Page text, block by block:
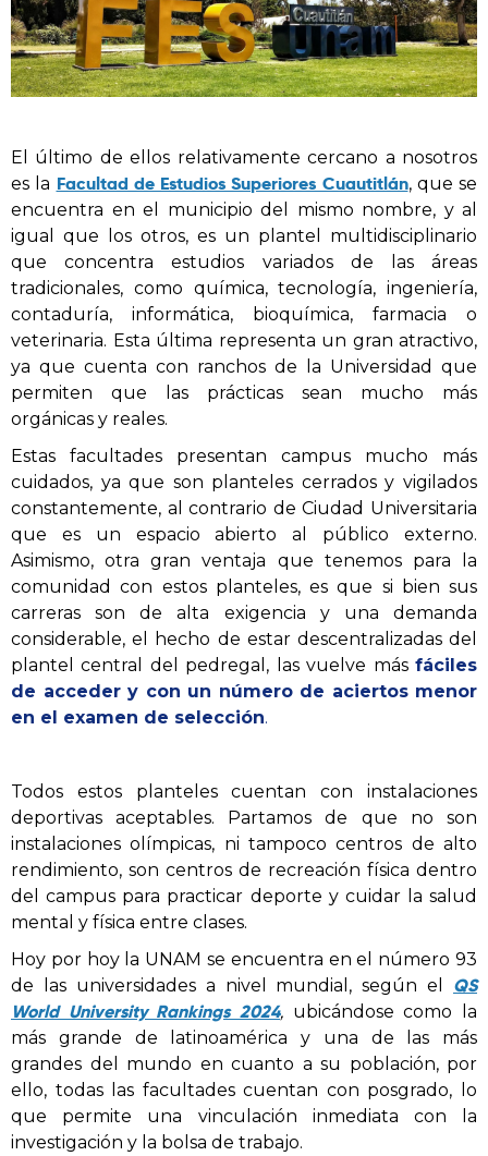
El último de ellos relativamente cercano a nosotros
es la Facultad de Estudios Superiores Cuautitlán, que se
encuentra en el municipio del mismo nombre, y al
igual que los otros, es un plantel multidisciplinario
que concentra estudios variados de las áreas
tradicionales, como química, tecnología, ingeniería,
contaduría, informática, bioquímica, farmacia o
veterinaria. Esta última representa un gran atractivo,
ya que cuenta con ranchos de la Universidad que
permiten que las prácticas sean mucho más
orgánicas y reales.
Estas facultades presentan campus mucho más
cuidados, ya que son planteles cerrados y vigilados
constantemente, al contrario de Ciudad Universitaria
que es un espacio abierto al público externo.
Asimismo, otra gran ventaja que tenemos para la
comunidad con estos planteles, es que si bien sus
carreras son de alta exigencia y una demanda
considerable, el hecho de estar descentralizadas del
plantel central del pedregal, las vuelve más fáciles
de acceder y con un número de aciertos menor
en el examen de selección.
Todos estos planteles cuentan con instalaciones
deportivas aceptables. Partamos de que no son
instalaciones olímpicas, ni tampoco centros de alto
rendimiento, son centros de recreación física dentro
del campus para practicar deporte y cuidar la salud
mental y física entre clases.
Hoy por hoy la UNAM se encuentra en el número 93
de las universidades a nivel mundial, según el QS
World University Rankings 2024, ubicándose como la
más grande de latinoamérica y una de las más
grandes del mundo en cuanto a su población, por
ello, todas las facultades cuentan con posgrado, lo
que permite una vinculación inmediata con la
investigación y la bolsa de trabajo.